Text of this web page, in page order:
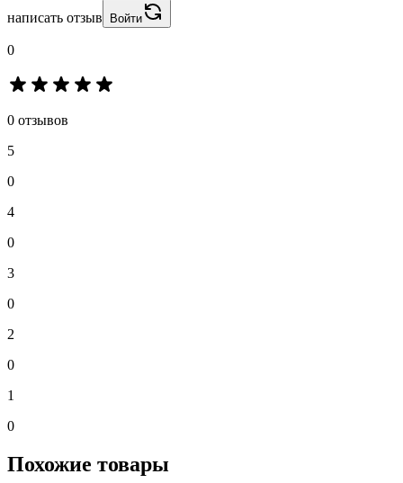
написать отзыв
Войти
0
0 отзывов
5
0
4
0
3
0
2
0
1
0
Похожие товары